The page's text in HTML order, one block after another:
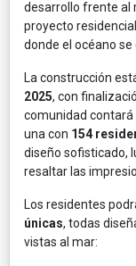
desarrollo frente al
proyecto
donde el océano
La construcción
2025, con
comunidad contará
una con 154
diseño sofisticado,
resaltar las
Los residentes
únicas, todas
vistas al mar: